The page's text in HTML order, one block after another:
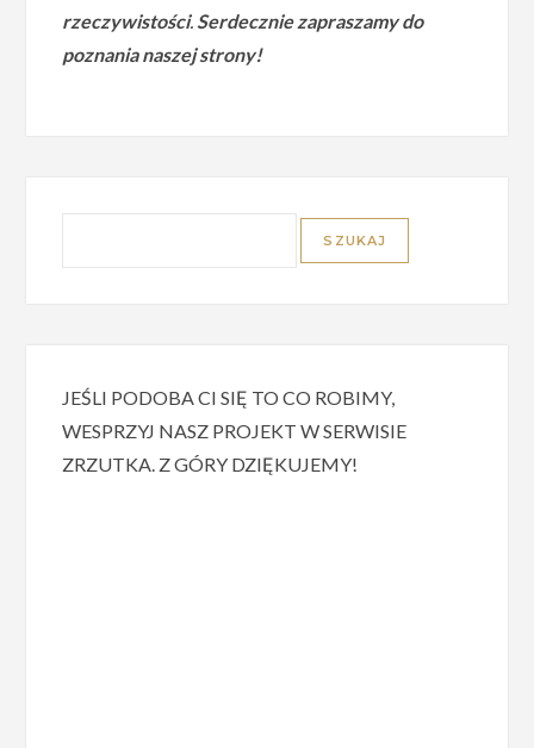
rzeczywistości.Serdecznie zapraszamy do
poznania naszej strony!
JEŚLI PODOBA CI SIĘ TO CO ROBIMY,
WESPRZYJ NASZ PROJEKT W SERWISIE
ZRZUTKA. Z GÓRY DZIĘKUJEMY!